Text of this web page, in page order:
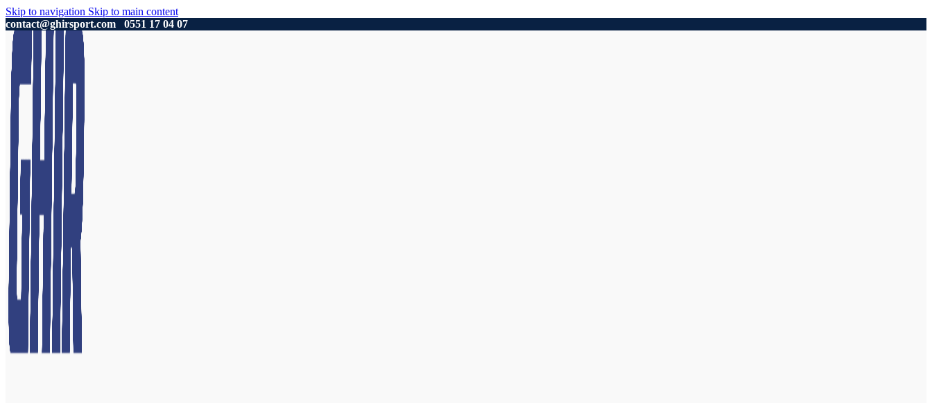
Skip to navigation Skip to main content
contact@ghirsport.com
0551 17 04 07